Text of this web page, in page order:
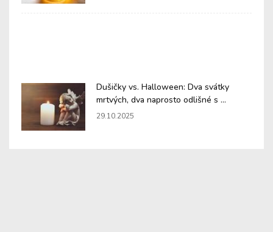
Dušičky vs. Halloween: Dva svátky
mrtvých, dva naprosto odlišné s ...
29.10.2025